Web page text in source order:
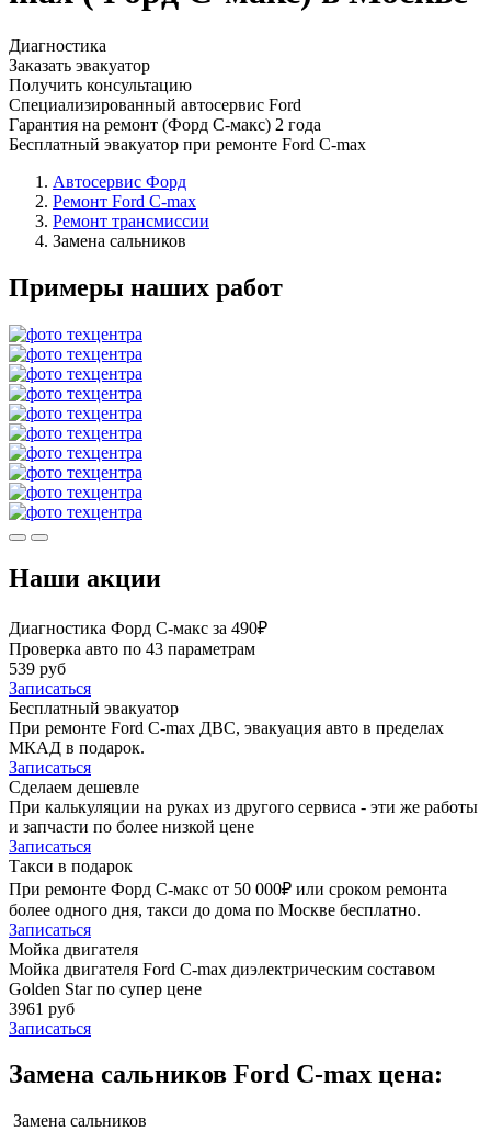
Диагностика
Заказать эвакуатор
Получить консультацию
Специализированный автосервис Ford
Гарантия на ремонт (Форд С-макс) 2 года
Бесплатный эвакуатор при ремонте Ford C-max
Автосервис Форд
Ремонт Ford C-max
Ремонт трансмиссии
Замена сальников
Примеры наших работ
Наши акции
Диагностика Форд С-макс за 490₽
Проверка авто по 43 параметрам
539 руб
Записаться
Бесплатный эвакуатор
При ремонте Ford C-max ДВС, эвакуация авто в пределах
МКАД в подарок.
Записаться
Сделаем дешевле
При калькуляции на руках из другого сервиса - эти же работы
и запчасти по более низкой цене
Записаться
Такси в подарок
При ремонте Форд С-макс от 50 000₽ или сроком ремонта
более одного дня, такси до дома по Москве бесплатно.
Записаться
Мойка двигателя
Мойка двигателя Ford C-max диэлектрическим составом
Golden Star по супер цене
3961 руб
Записаться
Замена сальников Ford C-max цена:
Замена сальников